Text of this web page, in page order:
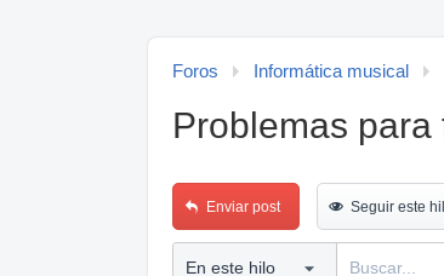
Foros Informática musical
Problemas
Enviar post Seguir este